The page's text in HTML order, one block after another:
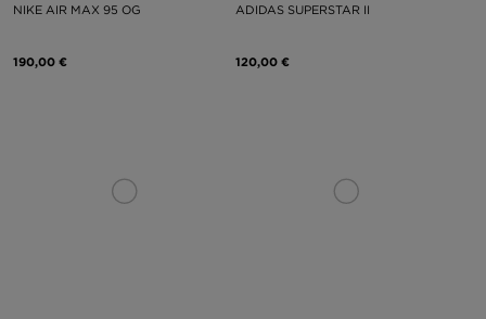
NIKE AIR MAX 95 OG
190,00 €
ADIDAS SUPERSTAR II
120,00 €